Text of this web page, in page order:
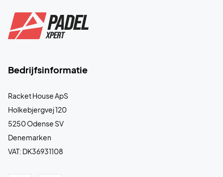
Bedrijfsinformatie
Racket House ApS
Holkebjergvej 120
5250 Odense SV
Denemarken
VAT: DK36931108